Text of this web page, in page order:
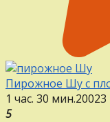
Пирожное Шу с
1 час. 30 мин.20023
5